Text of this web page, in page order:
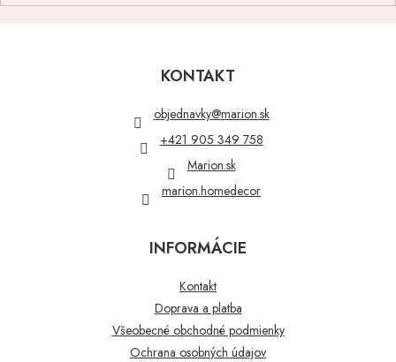
KONTAKT
objednavky@marion.sk
+421 905 349 758
Marion.sk
marion.homedecor
INFORMÁCIE
Kontakt
Doprava a platba
Všeobecné obchodné podmienky
Ochrana osobných údajov